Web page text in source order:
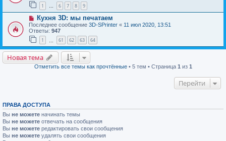
1 … 6 7 8 9
Кухня 3D: мы печатаем
Последнее сообщение 3D-SPrinter « 11 июл 2020, 13:51
Ответы: 947
1 61 62 63 64
Новая тема
Отметить все темы как прочтённые• 5 тем • Страница 1из 1
Перейти
ПРАВА ДОСТУПА
Вы не можете начинать темы
Вы не можете отвечать на сообщения
Вы не можете редактировать свои сообщения
Вы не можете удалять свои сообщения